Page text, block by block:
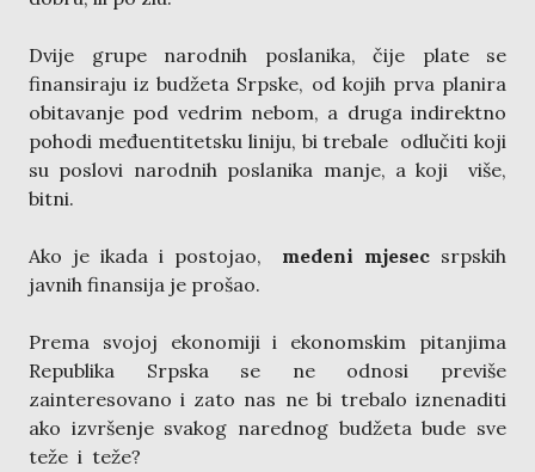
Dvije grupe narodnih poslanika, čije plate se
finansiraju iz budžeta Srpske, od kojih prva planira
obitavanje pod vedrim nebom, a druga indirektno
pohodi međuentitetsku liniju, bi trebale odlučiti koji
su poslovi narodnih poslanika manje, a koji više,
bitni.
Ako je ikada i postojao, medeni mjesec srpskih
javnih finansija je prošao.
Prema svojoj ekonomiji i ekonomskim pitanjima
Republika Srpska se ne odnosi previše
zainteresovano i zato nas ne bi trebalo iznenaditi
ako izvršenje svakog narednog budžeta bude sve
teže i teže?